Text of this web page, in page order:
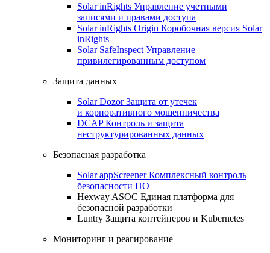
Solar inRights Управление учетными
записями и правами доступа
Solar inRights Origin Коробочная версия Solar
inRights
Solar SafeInspect Управление
привилегированным доступом
Защита данных
Solar DozorЗащита от утечек
и корпоративного мошенничества
DCAPКонтроль и защита
неструктурированных данных
Безопасная разработка
Solar appScreenerКомплексный контроль
безопасности ПО
Hexway ASOC Единая платформа для
безопасной разработки
Luntry Защита контейнеров и Kubernetes
Мониторинг и реагирование